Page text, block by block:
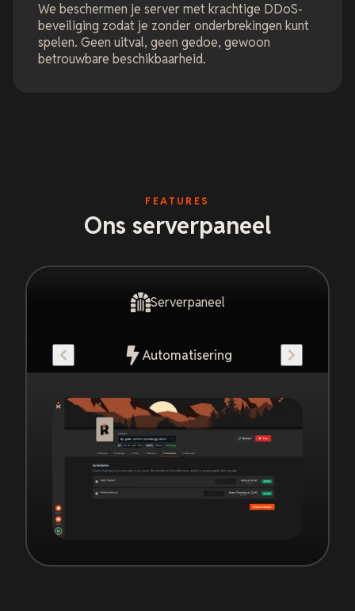
We beschermen je server met krachtige DDoS-
beveiliging zodat je zonder onderbrekingen kunt
spelen. Geen uitval, geen gedoe, gewoon
betrouwbare beschikbaarheid.
FEATURES
Ons serverpaneel
Serverpaneel
Automatisering